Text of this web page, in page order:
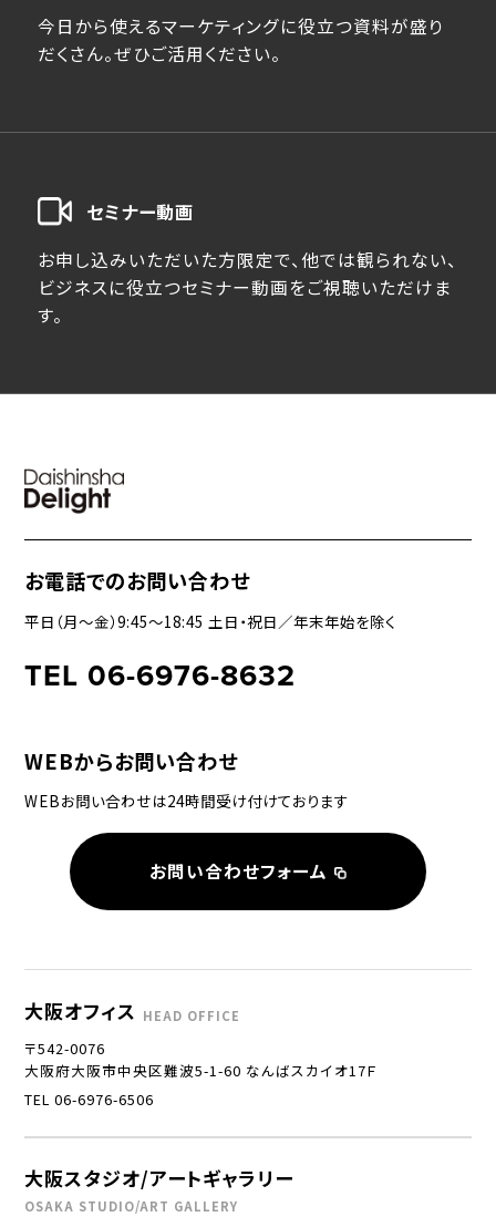
今日から使えるマーケティングに役立つ資料が盛り
だくさん。ぜひご活用ください。
セミナー動画
お申し込みいただいた方限定で、他では観られない、
ビジネスに役立つセミナー動画をご視聴いただけま
す。
お電話でのお問い合わせ
平日（月〜金）9:45〜18:45 土日・祝日／年末年始を除く
TEL 06-6976-8632
WEBからお問い合わせ
WEBお問い合わせは24時間受け付けております
お問い合わせフォーム
大阪オフィス HEAD OFFICE
〒542-0076
大阪府大阪市中央区難波5-1-60 なんばスカイオ17Ｆ
TEL 06-6976-6506
大阪スタジオ/アートギャラリー
OSAKA STUDIO/ART GALLERY